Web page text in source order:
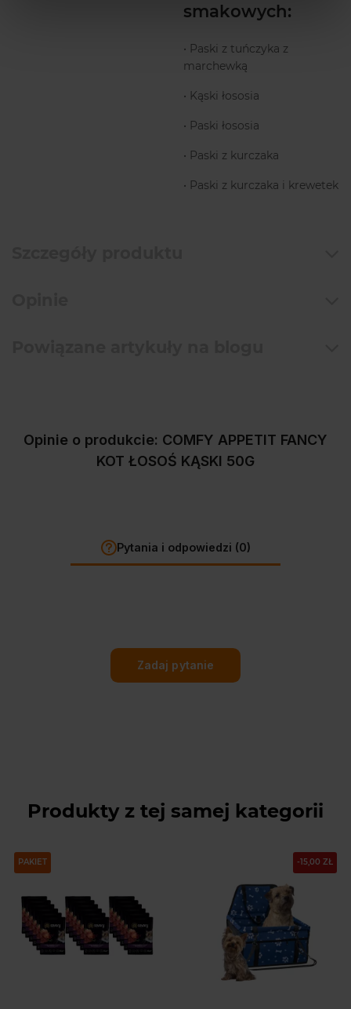
smakowych:
• Paski z tuńczyka z
marchewką
• Kąski łososia
• Paski łososia
• Paski z kurczaka
• Paski z kurczaka i krewetek
Opinie o produkcie: COMFY APPETIT FANCY
KOT ŁOSOŚ KĄSKI 50G
Pytania i odpowiedzi (0)
Zadaj pytanie
Produkty z tej samej kategorii
PAKIET -15,00 ZŁ